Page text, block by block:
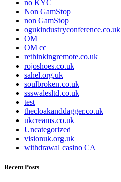
no KYC
Non GamStop
non GamStop
ogukindustryconference.co.uk
OM
OM cc
rethinkingremote.co.uk
rojoshoes.co.uk
sahel.org.uk
soulbroken.co.uk
ssswalesltd.co.uk
test
thecloakanddagger.co.uk
ukcreams.co.uk
Uncategorized
visionuk.org.uk
withdrawal casino CA
Recent Posts